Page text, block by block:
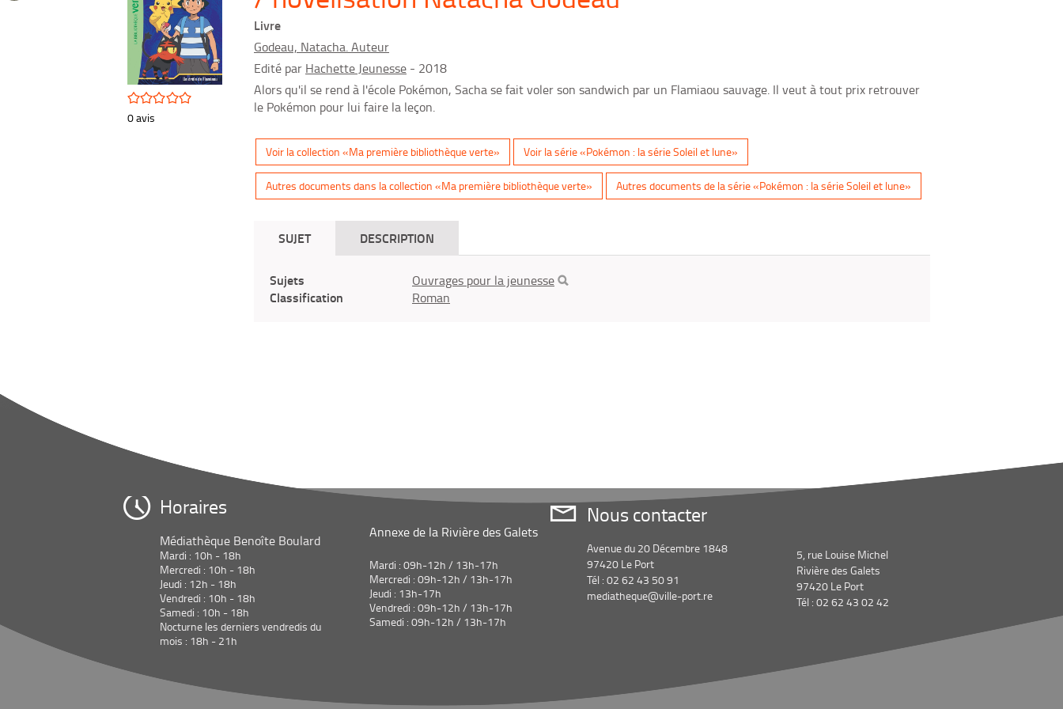
/5
0avis
Livre
Godeau, Natacha. Auteur
Edité par Hachette Jeunesse - 2018
Alors qu'il se rend à l'école Pokémon, Sacha se fait voler son sandwich par un Flamiaou sauvage. Il veut à tout prix retrouver
le Pokémon pour lui faire la leçon.
Voir la collection «Ma première bibliothèque verte» Voir la série «Pokémon : la série Soleil et lune»
Autres documents dans la collection «Ma première bibliothèque verte» Autres documents de la série «Pokémon : la série Soleil et lune»
SUJET DESCRIPTION
Sujets Ouvrages pour la jeunesse
Classification Roman
Horaires
Médiathèque Benoîte Boulard
Mardi : 10h - 18h
Mercredi : 10h - 18h
Jeudi : 12h - 18h
Vendredi : 10h - 18h
Samedi : 10h - 18h
Nocturne les derniers vendredis du
mois : 18h - 21h
Annexe de la Rivière des Galets
Mardi : 09h-12h / 13h-17h
Mercredi : 09h-12h / 13h-17h
Jeudi : 13h-17h
Vendredi : 09h-12h / 13h-17h
Samedi : 09h-12h / 13h-17h
Nous contacter
Avenue du 20 Décembre 1848
97420 Le Port
Tél : 02 62 43 50 91
mediatheque@ville-port.re
5, rue Louise Michel
Rivière des Galets
97420 Le Port
Tél : 02 62 43 02 42